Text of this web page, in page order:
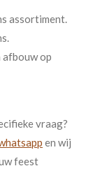
assortiment.
op
vraag?
en wij
feest